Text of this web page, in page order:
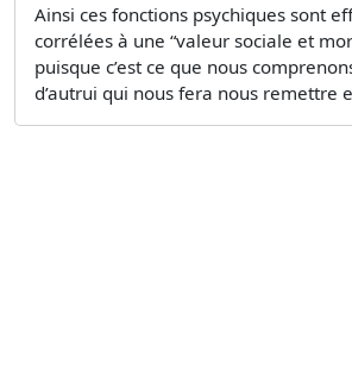
Ainsi ces fonctions psychiques sont
corrélées à une “valeur sociale et
puisque c’est ce que nous
d’autrui qui nous fera nous remettre